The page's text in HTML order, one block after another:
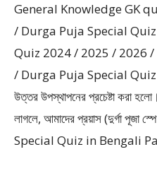
General Knowledge GK
/ Durga Puja Special
Quiz 2024 / 2025 / 2026
/ Durga Puja Special
উত্তর উপস্থাপনের প্রচেষ্টা করা
লাগলে, আমাদের প্রয়াস (দুর্গা
Special Quiz in Bengali